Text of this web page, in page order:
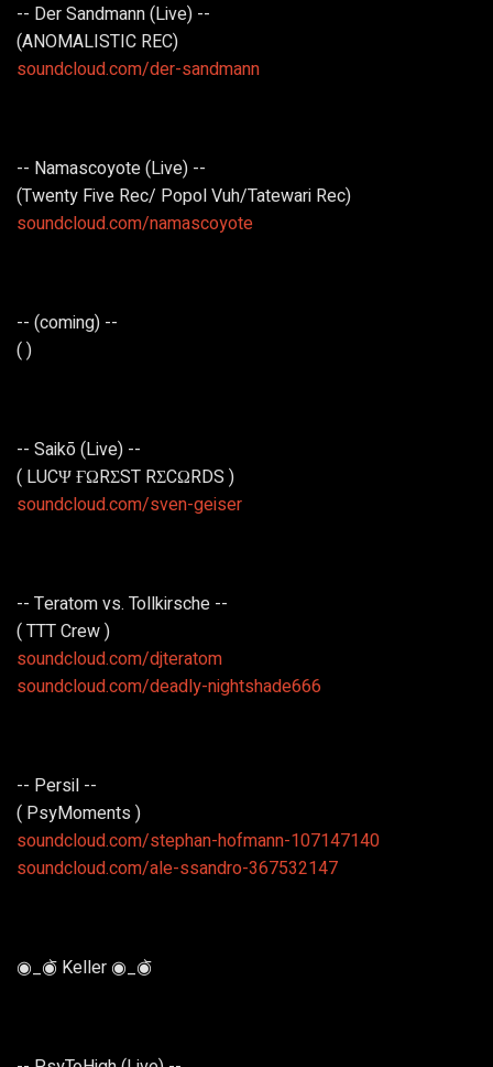
-- Der Sandmann (Live) --
(ANOMALISTIC REC)
soundcloud.com/der-sandmann
-- Namascoyote (Live) --
(Twenty Five Rec/ Popol Vuh/Tatewari Rec)
soundcloud.com/namascoyote
-- (coming) --
( )
-- Saikō (Live) --
( LUCΨ ҒΩRΣST RΣCΩRDS )
soundcloud.com/sven-geiser
-- Teratom vs. Tollkirsche --
( TTT Crew )
soundcloud.com/djteratom
soundcloud.com/deadly-nightshade666
-- Persil --
( PsyMoments )
soundcloud.com/stephan-hofmann-107147140
soundcloud.com/ale-ssandro-367532147
◉_◉᷅ Keller ◉_◉᷅